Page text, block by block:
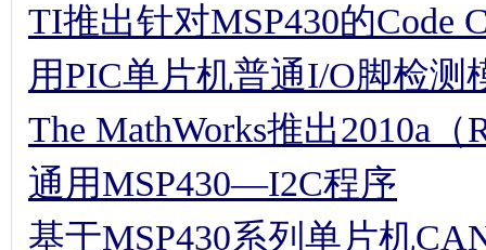
TI推出针对MSP430的Code
用PIC单片机普通I/O脚检测
The MathWorks推出2010a
通用MSP430—I2C程序
基于MSP430系列单片机